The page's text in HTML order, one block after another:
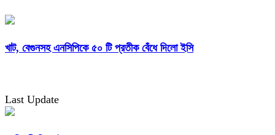
খাট, বেগুনসহ এনসিপিকে ৫০ টি প্রতীক বেঁধে দিলো ইসি
Last Update